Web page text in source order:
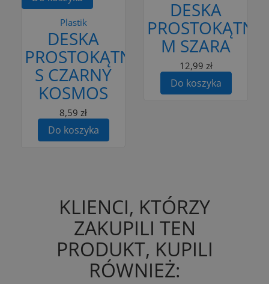
Plastik
DESKA
PROSTOKĄTNA
S CZARNY
KOSMOS
8,59 zł
Do koszyka
DESKA
PROSTOKĄTNA
M SZARA
12,99 zł
Do koszyka
KLIENCI, KTÓRZY
ZAKUPILI TEN
PRODUKT, KUPILI
RÓWNIEŻ: